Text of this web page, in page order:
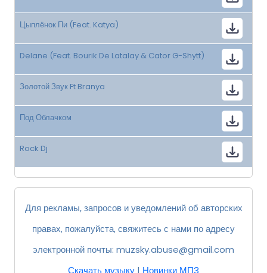
Цыплёнок Пи (Feat. Katya)
Delane (Feat. Bourik De Latalay & Cator G-Shytt)
Золотой Звук Ft Branya
Под Облачком
Rock Dj
Для рекламы, запросов и уведомлений об авторских
правах, пожалуйста, свяжитесь с нами по адресу
электронной почты: muzsky.abuse@gmail.com
Скачать музыку | Новинки МП3